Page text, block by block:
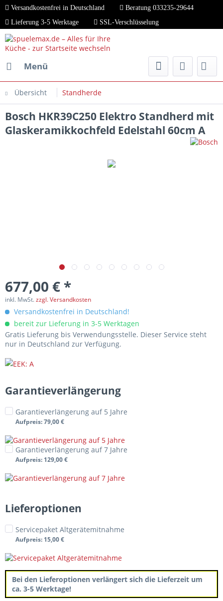
Versandkostenfrei in Deutschland
Beratung 033235-29644
Lieferung 3-5 Werktage
SSL-Verschlüsselung
Menü
Übersicht Standherde
Bosch HKR39C250 Elektro Standherd mit
Glaskeramikkochfeld Edelstahl 60cm A
677,00 € *
inkl. MwSt.zzgl. Versandkosten
Versandkostenfrei in Deutschland!
bereit zur Lieferung in 3-5 Werktagen
Gratis Lieferung bis Verwendungsstelle. Dieser Service steht
nur in Deutschland zur Verfügung.
Garantieverlängerung
Garantieverlängerung auf 5 Jahre
Aufpreis: 79,00 €
Garantieverlängerung auf 7 Jahre
Aufpreis: 129,00 €
Lieferoptionen
Servicepaket Altgerätemitnahme
Aufpreis: 15,00 €
Bei den Lieferoptionen verlängert sich die Lieferzeit um
ca. 3-5 Werktage!